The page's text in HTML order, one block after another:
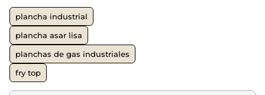
plancha industrial
plancha asar lisa
planchas de gas industriales
fry top